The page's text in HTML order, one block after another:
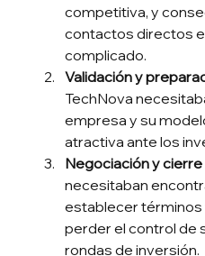
competitiva, y
contactos directos
complicado.
Validación y
TechNova
empresa y su
atractiva ante los
Negociación y
necesitaban
establecer términos
perder el control de
rondas de inversión.